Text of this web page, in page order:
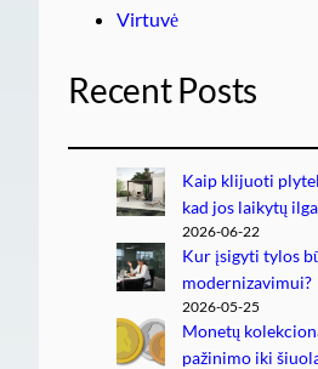
Virtuvė
Recent Posts
Kaip klijuoti
kad jos laikytų
2026-06-22
Kur įsigyti tylos
modernizavimui?
2026-05-25
Monetų
pažinimo iki